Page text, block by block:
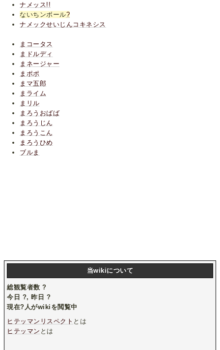
ナメッス!!
ないちンボール?
ナメックせいじんコキネシス
まコータス
まドルディ
まネージャー
まポポ
まマ五郎
まライム
まリル
まろうおばば
まろうじん
まろうこん
まろうひめ
ブルま
当wikiについて
総観覧者数?
今日 ?, 昨日 ?
現在?人がwikiを閲覧中
ヒテッマンリスペクト とは
ヒテッマン とは